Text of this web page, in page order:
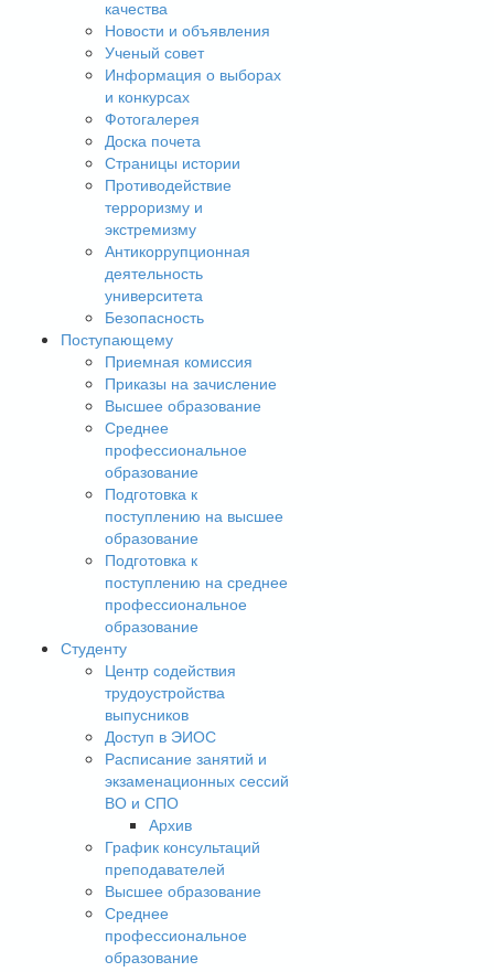
качества
Новости и объявления
Ученый совет
Информация о выборах
и конкурсах
Фотогалерея
Доска почета
Страницы истории
Противодействие
терроризму и
экстремизму
Антикоррупционная
деятельность
университета
Безопасность
Поступающему
Приемная комиссия
Приказы на зачисление
Высшее образование
Среднее
профессиональное
образование
Подготовка к
поступлению на высшее
образование
Подготовка к
поступлению на среднее
профессиональное
образование
Студенту
Центр содействия
трудоустройства
выпусников
Доступ в ЭИОС
Расписание занятий и
экзаменационных сессий
ВО и СПО
Архив
График консультаций
преподавателей
Высшее образование
Среднее
профессиональное
образование